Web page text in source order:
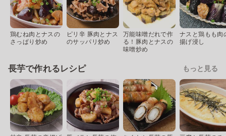
鶏むね肉とナスの
さっぱり炒め
ピリ辛 豚肉とナス
のサッパリ炒め
万能味噌だれで作
る！豚肉とナスの
味噌炒め
ナスと鶏もも肉
揚げ浸し
長芋で作れるレシピ もっと見る